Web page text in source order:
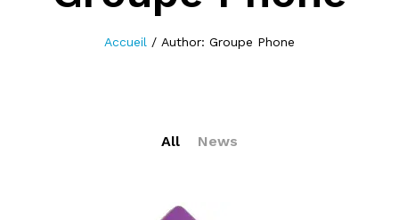
Accueil / Author: Groupe Phone
All News